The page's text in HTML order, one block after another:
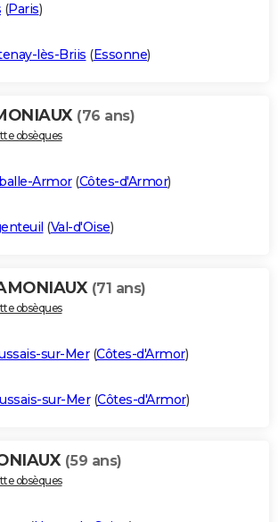
(Paris)
lès-Briis (Essonne)
(76 ans)
obsèques
Armor(Côtes-d'Armor)
(Val-d'Oise)
(71 ans)
obsèques
sur-Mer(Côtes-d'Armor)
sur-Mer(Côtes-d'Armor)
(59 ans)
obsèques